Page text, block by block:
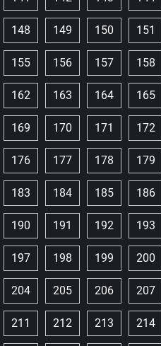
148 149 150 151
155 156 157 158
162 163 164 165
169 170 171 172
176 177 178 179
183 184 185 186
190 191 192 193
197 198 199 200
204 205 206 207
211 212 213 214